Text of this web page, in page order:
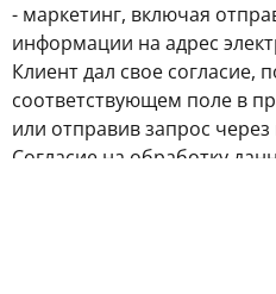
- маркетинг, включая
информации на адрес
Клиент дал свое согласие,
соответствующем поле в
или отправив запрос
Согласие на обработку